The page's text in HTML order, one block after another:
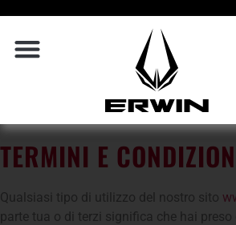
TERMINI E
Qualsiasi tipo di utilizzo del nostro sito
parte tua o di terzi significa che hai preso